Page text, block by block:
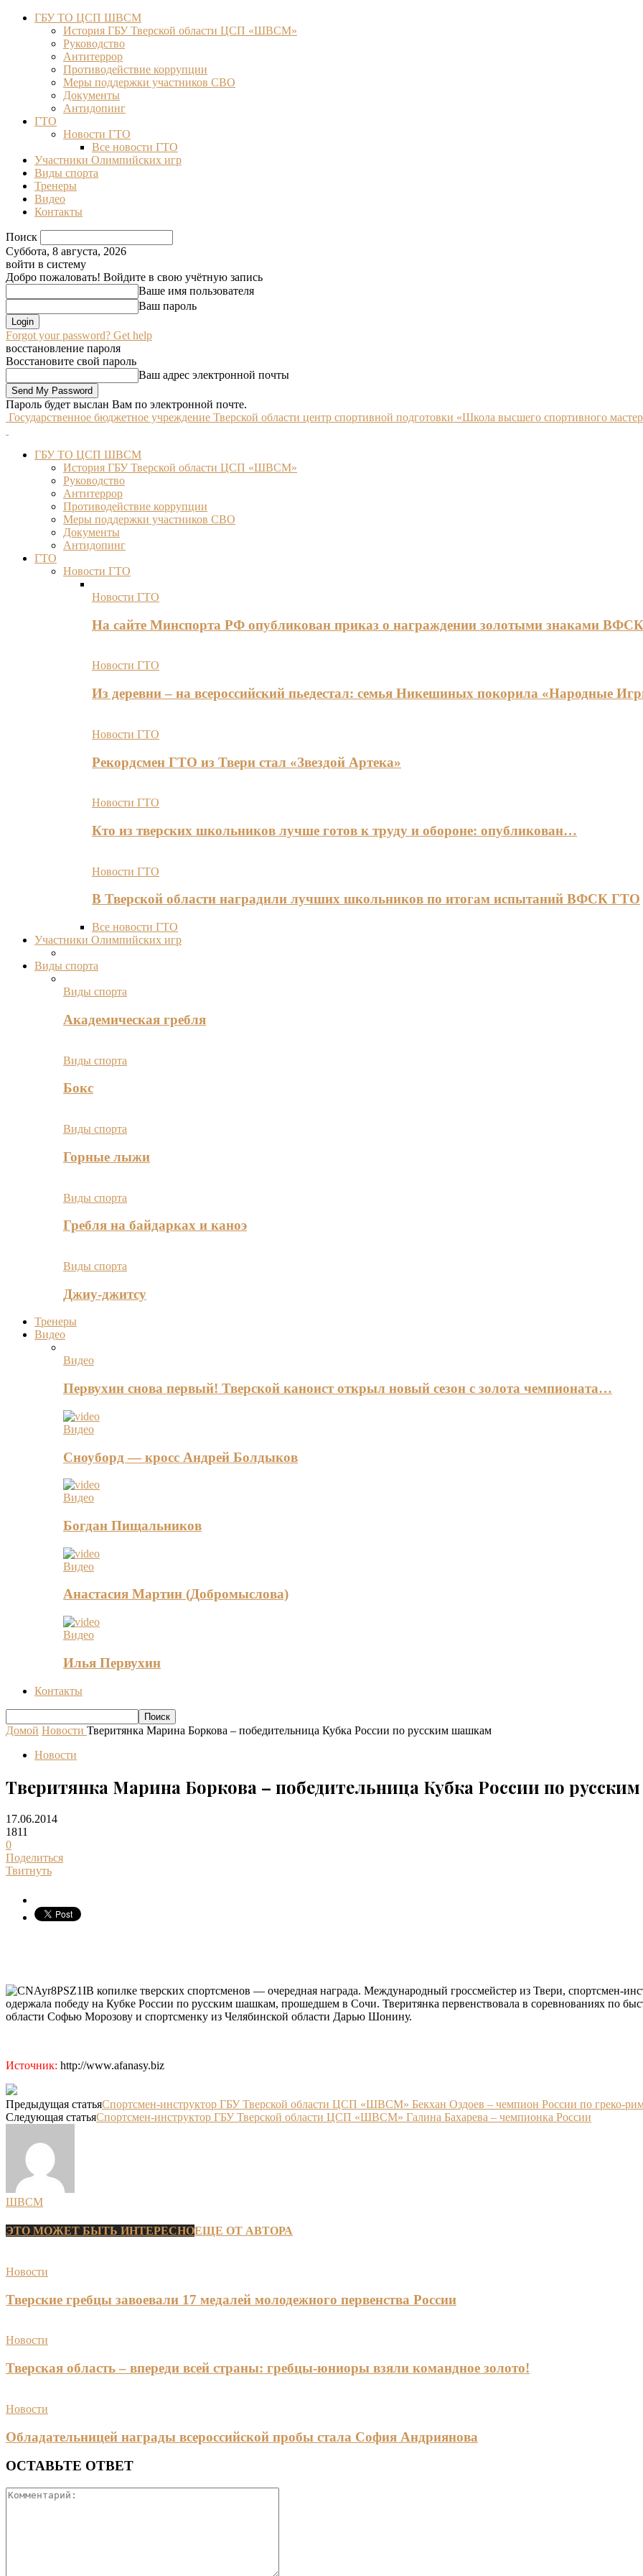
ГБУ ТО ЦСП ШВСМ
История ГБУ Тверской области ЦСП «ШВСМ»
Руководство
Антитеррор
Противодействие коррупции
Меры поддержки участников СВО
Документы
Антидопинг
ГТО
Новости ГТО
Все новости ГТО
Участники Олимпийских игр
Виды спорта
Тренеры
Видео
Контакты
Поиск
Суббота, 8 августа, 2026
войти в систему
Добро пожаловать! Войдите в свою учётную запись
Ваше имя пользователя
Ваш пароль
Forgot your password? Get help
восстановление пароля
Восстановите свой пароль
Ваш адрес электронной почты
Пароль будет выслан Вам по электронной почте.
Государственное бюджетное учреждение Тверской области центр спортивной подготовки «Школа высшего спортивного
ГБУ ТО ЦСП ШВСМ
История ГБУ Тверской области ЦСП «ШВСМ»
Руководство
Антитеррор
Противодействие коррупции
Меры поддержки участников СВО
Документы
Антидопинг
ГТО
Новости ГТО
Новости ГТО
На сайте Минспорта РФ опубликован приказ о награждении золотыми знаками
Новости ГТО
Из деревни – на всероссийский пьедестал: семья Никешиных покорила «Народные
Новости ГТО
Рекордсмен ГТО из Твери стал «Звездой Артека»
Новости ГТО
Кто из тверских школьников лучше готов к труду и обороне: опубликован…
Новости ГТО
В Тверской области наградили лучших школьников по итогам испытаний ВФСК ГТО
Все новости ГТО
Участники Олимпийских игр
Виды спорта
Виды спорта
Академическая гребля
Виды спорта
Бокс
Виды спорта
Горные лыжи
Виды спорта
Гребля на байдарках и каноэ
Виды спорта
Джиу-джитсу
Тренеры
Видео
Видео
Первухин снова первый! Тверской каноист открыл новый сезон с золота чемпионата…
Видео
Сноуборд — кросс Андрей Болдыков
Видео
Богдан Пищальников
Видео
Анастасия Мартин (Добромыслова)
Видео
Илья Первухин
Контакты
Домой Новости Тверитянка Марина Боркова – победительница Кубка России по русским шашкам
Новости
Тверитянка Марина Боркова – победительница Кубка России по
17.06.2014
1811
0
Поделиться
Твитнуть
В копилке тверских спортсменов — очередная награда. Международный гроссмейстер из Твери, спортсмен-
одержала победу на Кубке России по русским шашкам, прошедшем в Сочи. Тверитянка первенствовала в соревнованиях по
области Софью Морозову и спортсменку из Челябинской области Дарью Шонину.
Источник: http://www.afanasy.biz
Предыдущая статьяСпортсмен-инструктор ГБУ Тверской области ЦСП «ШВСМ» Бекхан Оздоев – чемпион России по греко-
Следующая статьяСпортсмен-инструктор ГБУ Тверской области ЦСП «ШВСМ» Галина Бахарева – чемпионка России
ШВСМ
ЭТО МОЖЕТ БЫТЬ ИНТЕРЕСНОЕЩЕ ОТ АВТОРА
Новости
Тверские гребцы завоевали 17 медалей молодежного первенства России
Новости
Тверская область – впереди всей страны: гребцы-юниоры взяли командное золото!
Новости
Обладательницей награды всероссийской пробы стала София Андриянова
ОСТАВЬТЕ ОТВЕТ